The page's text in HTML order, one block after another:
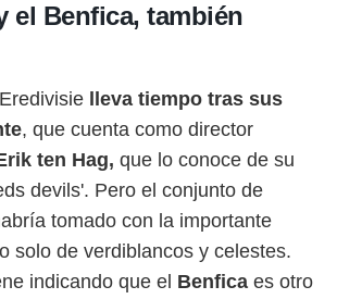
el Benfica, también
lleva tiempo tras sus
, que cuenta como director
ten Hag, que lo conoce de su
devils'. Pero el conjunto de
tomado con la importante
solo de verdiblancos y celestes.
indicando que el Benfica es otro